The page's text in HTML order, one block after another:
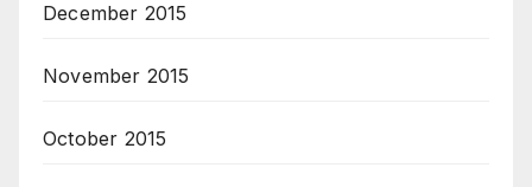
December 2015
November 2015
October 2015